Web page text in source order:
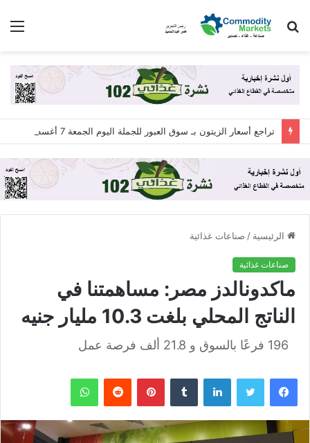
بحث
الرئيسية / صناعات غذائية
صناعات غذائية
ماكدونالدز مصر: مساهمتنا في
الناتج المحلي بلغت 10.3 مليار جنيه
فيسبوك تويتر لينكدإن بينتيريست واتساب